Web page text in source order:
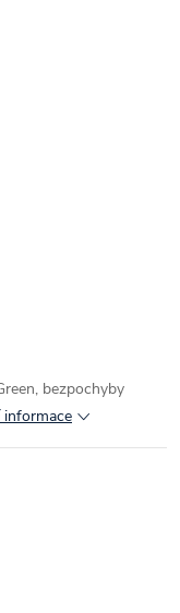
bezpochyby
informace